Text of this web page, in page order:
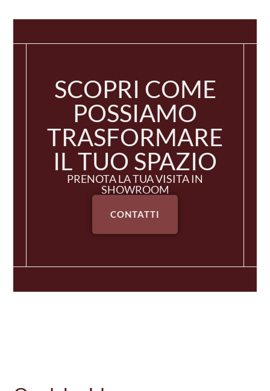
SCOPRI COME
POSSIAMO
TRASFORMARE
IL TUO SPAZIO
PRENOTA LA TUA VISITA IN
SHOWROOM
CONTATTI